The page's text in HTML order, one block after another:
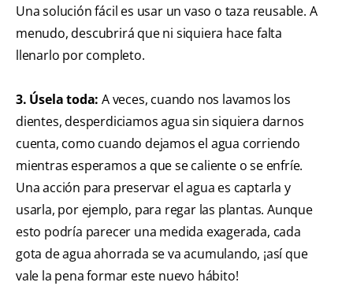
Una solución fácil es usar un vaso o taza reusable. A
menudo, descubrirá que ni siquiera hace falta
llenarlo por completo.
3. Úsela toda: A veces, cuando nos lavamos los
dientes, desperdiciamos agua sin siquiera darnos
cuenta, como cuando dejamos el agua corriendo
mientras esperamos a que se caliente o se enfríe.
Una acción para preservar el agua es captarla y
usarla, por ejemplo, para regar las plantas. Aunque
esto podría parecer una medida exagerada, cada
gota de agua ahorrada se va acumulando, ¡así que
vale la pena formar este nuevo hábito!